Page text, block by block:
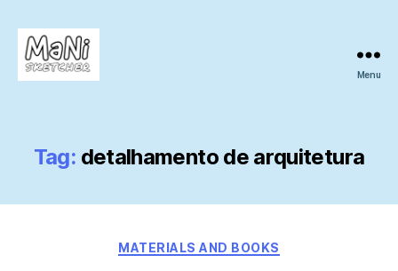
Menu
Tag: detalhamento de arquitetura
Categories
MATERIALS AND BOOKS